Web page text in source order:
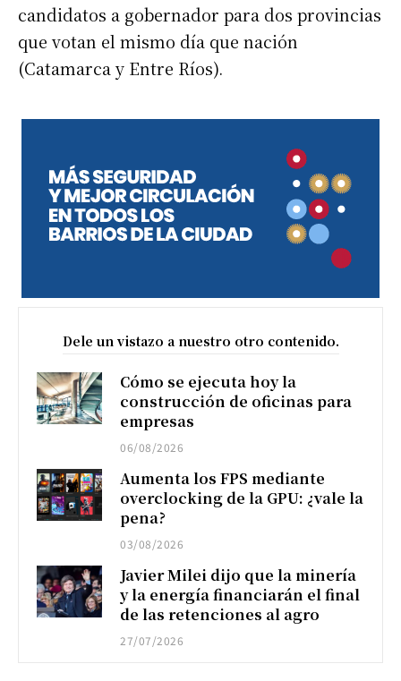
candidatos a gobernador para dos provincias
que votan el mismo día que nación
(Catamarca y Entre Ríos).
Dele un vistazo a nuestro otro contenido.
Cómo se ejecuta hoy la
construcción de oficinas para
empresas
06/08/2026
Aumenta los FPS mediante
overclocking de la GPU: ¿vale la
pena?
03/08/2026
Javier Milei dijo que la minería
y la energía financiarán el final
de las retenciones al agro
27/07/2026